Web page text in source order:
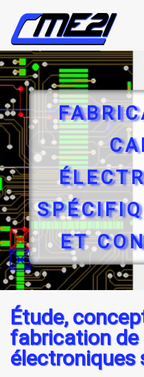
ET
Étude,
fabrication
électroniques